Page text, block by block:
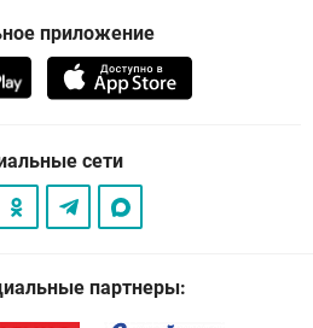
приложение
сети
партнеры: